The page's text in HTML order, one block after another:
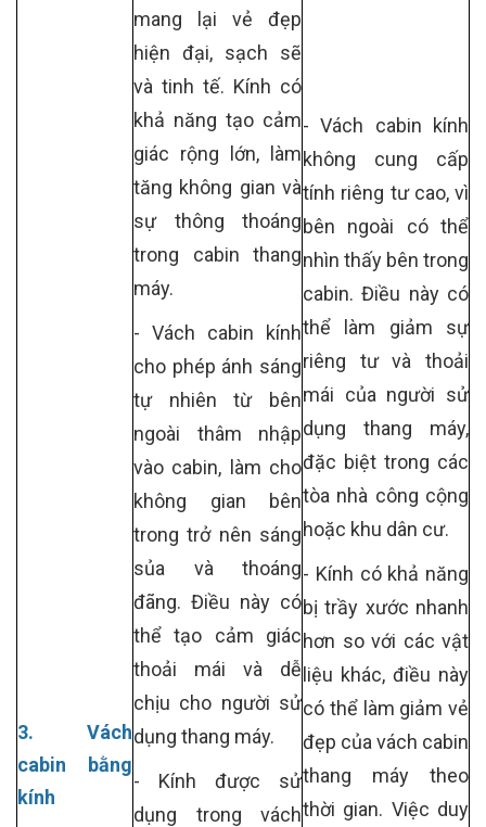
3. Vách
cabin bằng
kính
mang lại vẻ đẹp
hiện đại, sạch sẽ
và tinh tế. Kính có
khả năng tạo cảm
giác rộng lớn, làm
tăng không gian và
sự thông thoáng
trong cabin thang
máy.
- Vách cabin kính
cho phép ánh sáng
tự nhiên từ bên
ngoài thâm nhập
vào cabin, làm cho
không gian bên
trong trở nên sáng
sủa và thoáng
đãng. Điều này có
thể tạo cảm giác
thoải mái và dễ
chịu cho người sử
dụng thang máy.
- Kính được sử
dụng trong vách
- Vách cabin kính
không cung cấp
tính riêng tư cao, vì
bên ngoài có thể
nhìn thấy bên trong
cabin. Điều này có
thể làm giảm sự
riêng tư và thoải
mái của người sử
dụng thang máy,
đặc biệt trong các
tòa nhà công cộng
hoặc khu dân cư.
- Kính có khả năng
bị trầy xước nhanh
hơn so với các vật
liệu khác, điều này
có thể làm giảm vẻ
đẹp của vách cabin
thang máy theo
thời gian. Việc duy